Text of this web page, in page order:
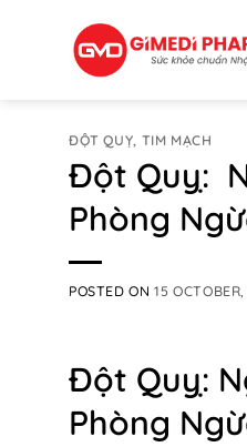
ĐỘT QUỴ, TIM MẠCH
Đột Quỵ:
Phòng
POSTED ON15
Đột Quỵ:
Phòng